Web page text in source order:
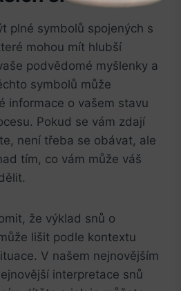
plné symbolů spojených s
mohou⁣ mít hlubší
podvědomé myšlenky⁣ a
symbolů ⁢může
informace​ o‌ vašem​ stavu
Pokud se vám⁣ zdají
není třeba se ⁣obávat, ale
tím,⁤ co vám může⁤ váš
že ‍výklad snů ‍o
lišit podle ​kontextu
V ⁤našem nejnovějším⁤
interpretace​ snů⁤